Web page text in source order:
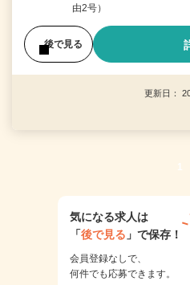
由2号）
後で見る
更新日：
1
気になる求人は
「後で見る 」で保存！
会員登録なしで、
何件でも応募できます。